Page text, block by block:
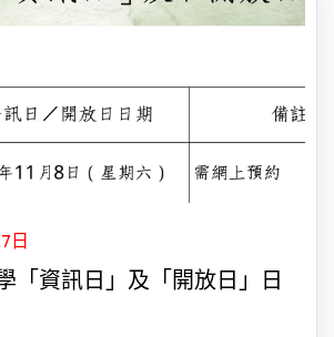
日
「資訊日」及「開放日」日